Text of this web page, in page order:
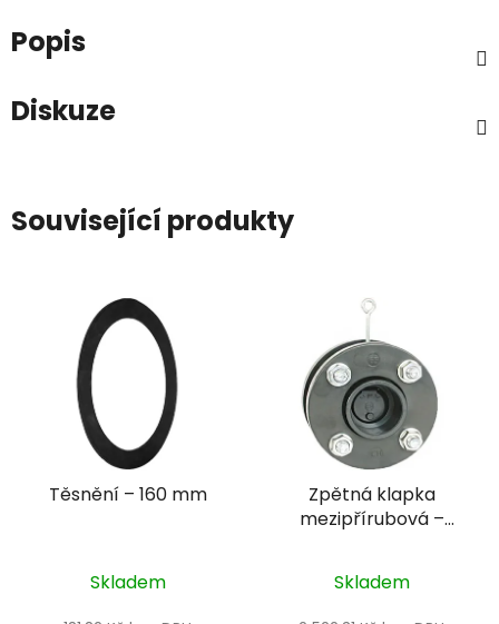
Popis
Diskuze
Související produkty
Těsnění – 160 mm
Skladem
Zpětná klapka
mezipřírubová –
těsnění EPDM
Skladem